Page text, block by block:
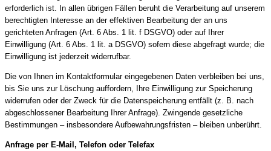
erforderlich ist. In allen übrigen Fällen beruht die Verarbeitung auf unserem
berechtigten Interesse an der effektiven Bearbeitung der an uns
gerichteten Anfragen (Art. 6 Abs. 1 lit. f DSGVO) oder auf Ihrer
Einwilligung (Art. 6 Abs. 1 lit. a DSGVO) sofern diese abgefragt wurde; die
Einwilligung ist jederzeit widerrufbar.
Die von Ihnen im Kontaktformular eingegebenen Daten verbleiben bei uns,
bis Sie uns zur Löschung auffordern, Ihre Einwilligung zur Speicherung
widerrufen oder der Zweck für die Datenspeicherung entfällt (z. B. nach
abgeschlossener Bearbeitung Ihrer Anfrage). Zwingende gesetzliche
Bestimmungen – insbesondere Aufbewahrungsfristen – bleiben unberührt.
Anfrage per E-Mail, Telefon oder Telefax